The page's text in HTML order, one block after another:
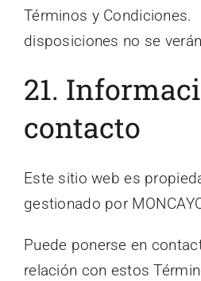
Términos y Condiciones.
disposiciones no se
21.
contacto
Este sitio web es
gestionado por
Puede ponerse en
relación con estos